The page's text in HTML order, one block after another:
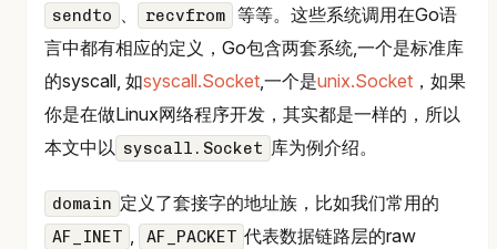
sendto 、 recvfrom
等等。这些系统调用在Go语
言中都有相应的定义，Go包含两套系统,一个是标准库
的syscall, 如syscall.Socket,一个是unix.Socket ，如果
你是在做Linux网络程序开发，其实都是一样的，所以
本文中以 syscall.Socket 库为例介绍。
domain 定义了套接字的地址族，比如我们常用的
AF_INET , AF_PACKET 代表数据链路层的raw